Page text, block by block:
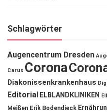
Schlagwörter
Augencentrum Dresden
Carus Corona
Diakonissenkrankenhaus
Editorial ELBLANDKLINIKEN
Meißen Erik Bodendieck